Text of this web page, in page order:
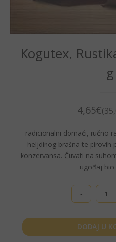
Kogutex,
g
4,65€
Tradicionalni domaći, ručno
heljdinog brašna te pirovih
konzervansa. Čuvati na
ugođaj bio
g
DODAJ U